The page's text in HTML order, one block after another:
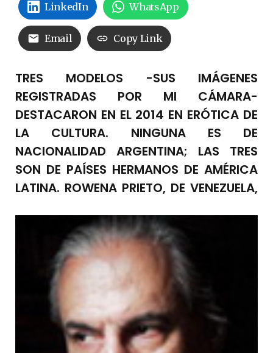
LinkedIn WhatsApp
Email Copy Link
TRES MODELOS -SUS IMÁGENES
REGISTRADAS POR MI CÁMARA-
DESTACARON EN EL 2014 EN ERÓTICA DE
LA CULTURA. NINGUNA ES DE
NACIONALIDAD ARGENTINA; LAS TRES
SON DE PAÍSES HERMANOS DE AMÉRICA
LATINA. ROWENA PRIETO, DE VENEZUELA,